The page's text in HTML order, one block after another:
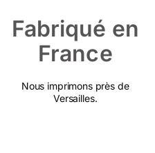
Fabriqué en
France
Nous imprimons près de
Versailles.